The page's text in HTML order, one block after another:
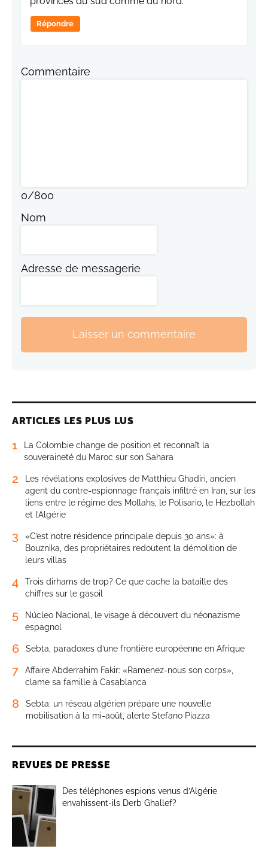
Répondre
Commentaire
0/800
Nom
Adresse de messagerie
Laisser un commentaire
ARTICLES LES PLUS LUS
1
La Colombie change de position et reconnaît la
souveraineté du Maroc sur son Sahara
2
Les révélations explosives de Matthieu Ghadiri, ancien
agent du contre-espionnage français infiltré en Iran, sur les
liens entre le régime des Mollahs, le Polisario, le Hezbollah
et l’Algérie
3
«C’est notre résidence principale depuis 30 ans»: à
Bouznika, des propriétaires redoutent la démolition de
leurs villas
4
Trois dirhams de trop? Ce que cache la bataille des
chiffres sur le gasoil
5
Núcleo Nacional, le visage à découvert du néonazisme
espagnol
6 Sebta, paradoxes d’une frontière européenne en Afrique
7
Affaire Abderrahim Fakir: «Ramenez-nous son corps»,
clame sa famille à Casablanca
8
Sebta: un réseau algérien prépare une nouvelle
mobilisation à la mi-août, alerte Stefano Piazza
REVUES DE PRESSE
Des téléphones espions venus d’Algérie
envahissent-ils Derb Ghallef?